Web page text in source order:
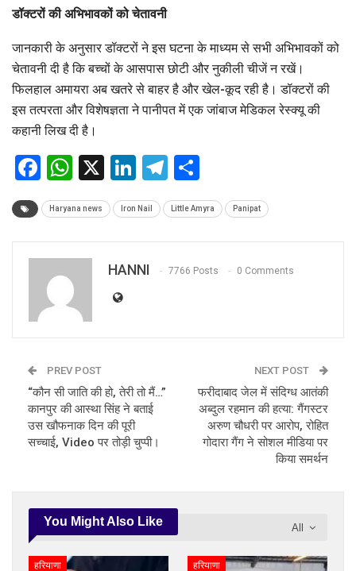
डॉक्टरों की अभिभावकों को चेतावनी
जानकारी के अनुसार डॉक्टरों ने इस घटना के माध्यम से सभी अभिभावकों को
चेतावनी दी है कि बच्चों के आसपास छोटी और नुकीली चीजें न रखें।
फिलहाल अमायरा अब खतरे से बाहर है और खेल-कूद रही है। डॉक्टरों की
इस तत्परता और विशेषज्ञता ने पानीपत में एक जांबाज मेडिकल रेस्क्यू की
कहानी लिख दी है।
Facebook
WhatsApp
X LinkedIn
Telegram
Haryana news Iron Nail Little Amyra Panipat
HANNI 7766 Posts 0 Comments
PREV POST
“कौन सी जाति की हो, तेरी तो मैं…”
कानपुर की आस्था सिंह ने बताई
उस खौफनाक दिन की पूरी
सच्चाई, Video पर तोड़ी चुप्पी।
NEXT POST
फरीदाबाद जेल में संदिग्ध आतंकी
अब्दुल रहमान की हत्या: गैंगस्टर
अरुण चौधरी पर आरोप, रोहित
गोदारा गैंग ने सोशल मीडिया पर
किया समर्थन
All
You Might Also Like
हरियाणा हरियाणा